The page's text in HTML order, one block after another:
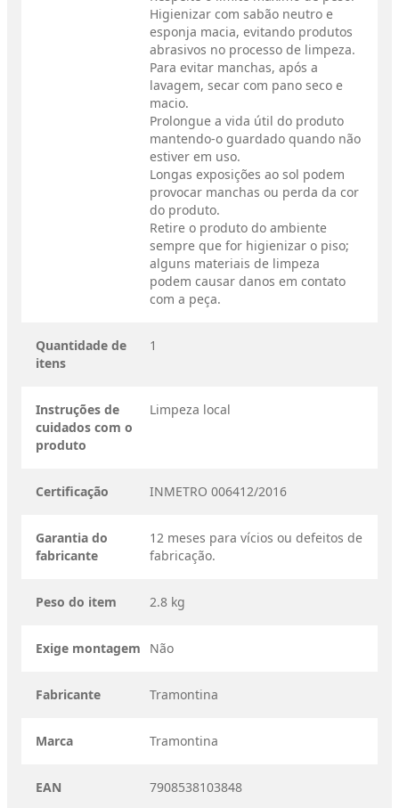
Higienizar com sabão neutro e
esponja macia, evitando produtos
abrasivos no processo de limpeza.
Para evitar manchas, após a
lavagem, secar com pano seco e
macio.
Prolongue a vida útil do produto
mantendo-o guardado quando não
estiver em uso.
Longas exposições ao sol podem
provocar manchas ou perda da cor
do produto.
Retire o produto do ambiente
sempre que for higienizar o piso;
alguns materiais de limpeza
podem causar danos em contato
com a peça.
Quantidade de
itens
1
Instruções de
cuidados com o
produto
Limpeza local
Certificação INMETRO 006412/2016
Garantia do
fabricante
12 meses para vícios ou defeitos de
fabricação.
Peso do item 2.8 kg
Exige montagem Não
Fabricante Tramontina
Marca Tramontina
EAN 7908538103848